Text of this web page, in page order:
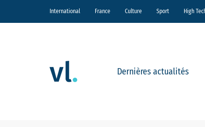
International France Culture Sport High
Dernières actualités